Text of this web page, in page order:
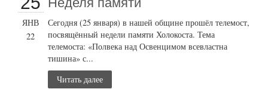
ЯНВ
22
Сегодня (25 января) в нашей общине прошёл телемост,
посвящённый недели памяти Холокоста. Тема
телемоста: «Полвека над Освенцимом всевластна
тишина» с...
Читать далее